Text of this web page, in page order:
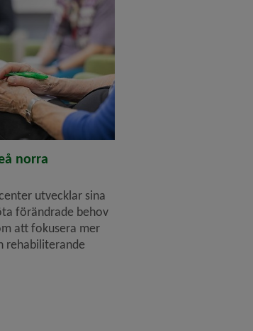
norra
utvecklar sina
förändrade behov
att fokusera mer
rehabiliterande